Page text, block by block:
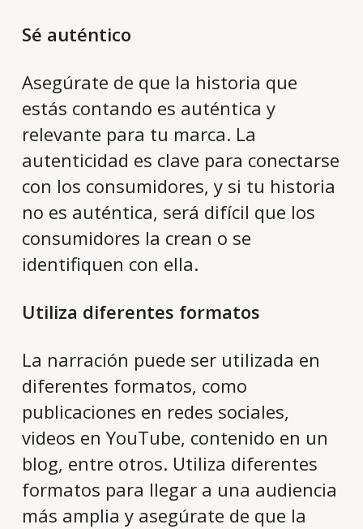
Sé auténtico
Asegúrate de que la historia que
estás contando es auténtica y
relevante para tu marca. La
autenticidad es clave para conectarse
con los consumidores, y si tu historia
no es auténtica, será difícil que los
consumidores la crean o se
identifiquen con ella.
Utiliza diferentes formatos
La narración puede ser utilizada en
diferentes formatos, como
publicaciones en redes sociales,
videos en YouTube, contenido en un
blog, entre otros. Utiliza diferentes
formatos para llegar a una audiencia
más amplia y asegúrate de que la